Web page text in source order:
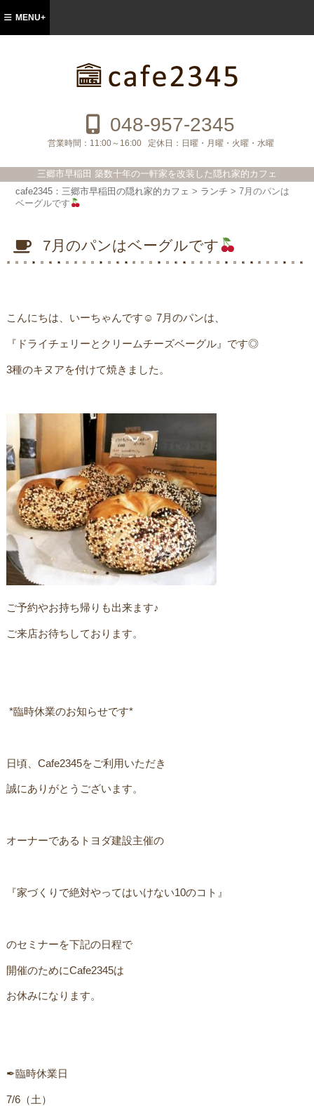
ェ
048-957-2345
営業時間： 11:00～16:00 定休日： 日曜・月曜・火曜・水曜
三郷市早稲田 築数十年の一軒家を改装した隠れ家的カフェ
MENU+
cafe2345：三郷市早稲田の隠れ家的カフェ > ランチ >7月のパンは
ベーグルです
7月のパンはベーグルです
こんにちは、いーちゃんです☺︎ 7月のパンは、
『ドライチェリーとクリームチーズベーグル』です◎
3種のキヌアを付けて焼きました。
ご予約やお持ち帰りも出来ます♪
ご来店お待ちしております。
ㅤ *臨時休業のお知らせです*ㅤ
日頃、Cafe2345をご利用いただき
誠にありがとうございます。
オーナーであるトヨダ建設主催のㅤ
『家づくりで絶対やってはいけない10のコト』ㅤ
のセミナーを下記の日程でㅤ
開催のためにCafe2345はㅤ
お休みになります。 ㅤ
✒︎臨時休業日
7/6（土）